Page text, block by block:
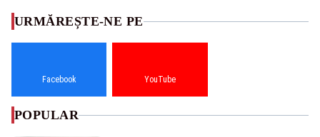
URMĂREȘTE-NE PE
Facebook YouTube
POPULAR